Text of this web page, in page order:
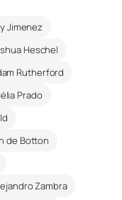
Jimenez
Heschel
Rutherford
Prado
de Botton
Zambra